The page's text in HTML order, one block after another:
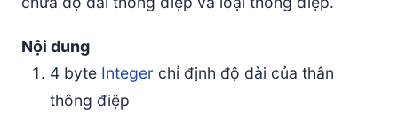
Nội dung
4 byte Integer chỉ định độ dài của thân
thông điệp